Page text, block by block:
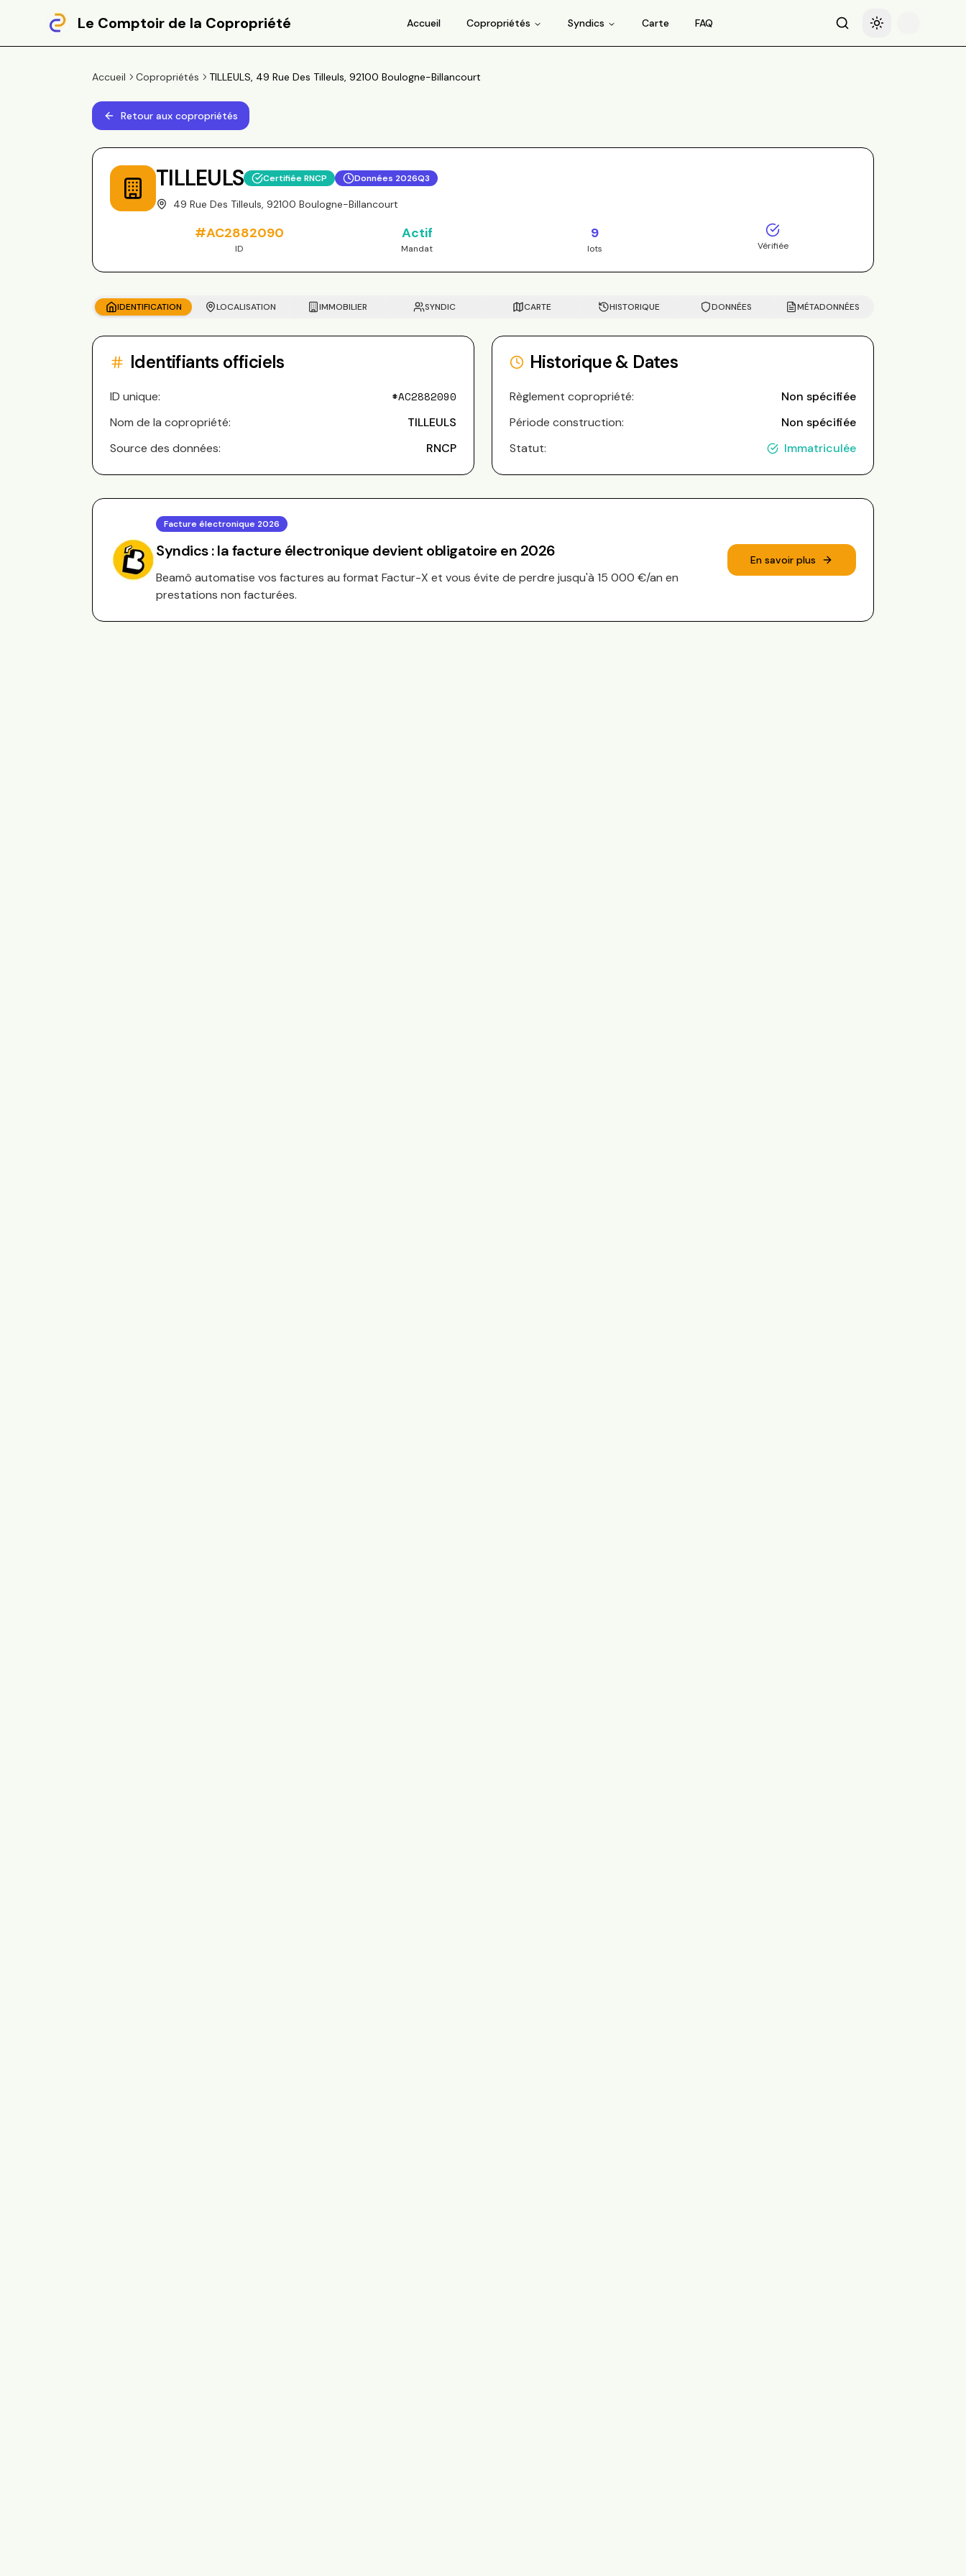
Le Comptoir de la Copropriété Accueil Copropriétés Syndics Carte FAQ RechercheBasculer le thème
Accueil Copropriétés TILLEULS, 49 Rue Des Tilleuls, 92100 Boulogne-Billancourt
Retour aux copropriétés
TILLEULS Certifiée RNCP Données 2026Q3
49 Rue Des Tilleuls, 92100 Boulogne-Billancourt
#AC2882090
ID
Actif
Mandat
9
lots Vérifiée
IDENTIFICATION LOCALISATION IMMOBILIER SYNDIC CARTE HISTORIQUE DONNÉES MÉTADONNÉES
Identifiants officiels
ID unique: #AC2882090
Nom de la copropriété:
TILLEULS
Source des données:
RNCP
Historique & Dates
Règlement copropriété:
Non spécifiée
Période construction:
Non spécifiée
Statut:
Immatriculée
Facture électronique 2026
Syndics : la facture électronique devient obligatoire en 2026
Beamô automatise vos factures au format Factur-X et vous évite de perdre jusqu'à 15 000 €/an en
prestations non facturées.
En savoir plus